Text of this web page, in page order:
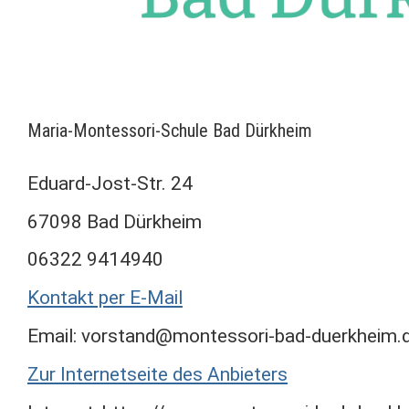
Maria-Montessori-Schule Bad Dürkheim
Eduard-Jost-Str. 24
67098 Bad Dürkheim
06322 9414940
Kontakt per E-Mail
Email: vorstand@montessori-bad-
Zur Internetseite des Anbieters